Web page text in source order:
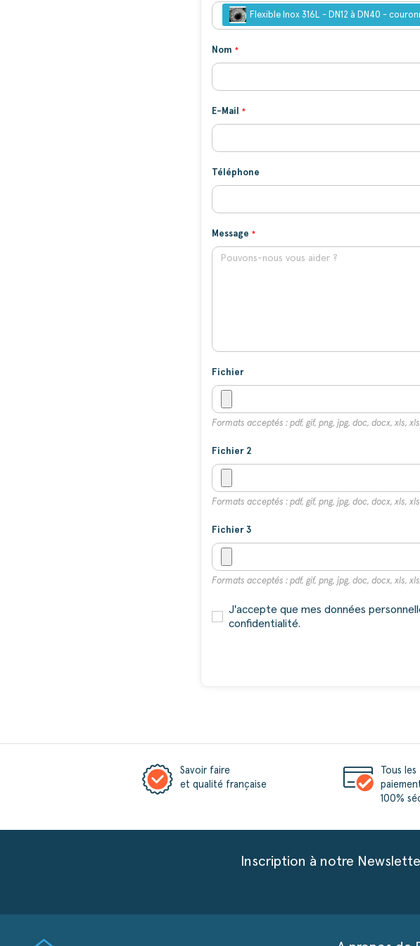
Flexible Inox 316L - DN12 à DN40 -
Nom
E-Mail
Téléphone
Message
Fichier
Formats acceptés : pdf, gif, png, jpg, doc, docx, xls,
Fichier 2
Formats acceptés : pdf, gif, png, jpg, doc, docx, xls,
Fichier 3
Formats acceptés : pdf, gif, png, jpg, doc, docx, xls,
J'accepte que mes données
confidentialité.
Savoir faire
et qualité française
Tous les
100%
Inscription à notre